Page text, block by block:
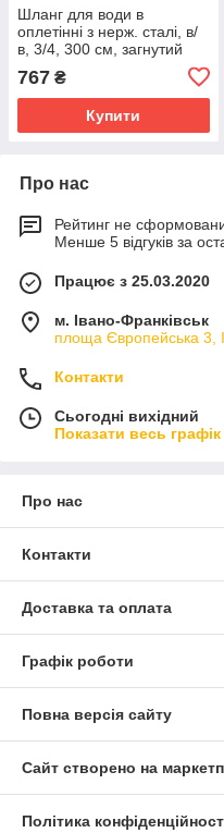
Шланг для води в
оплетінні з нерж. сталі, в/
в, 3/4, 300 см, загнутий
підключення пральних
машин
767 ₴
Купити
Про нас
Рейтинг не
Менше 5 відгуків за
Працює з 25.03.2020
м. Івано-Франківськ
площа Європейська 3,
Контакти
Сьогодні вихідний
Показати весь
Про нас
Контакти
Доставка та оплата
Графік роботи
Повна версія сайту
Сайт створено на
Політика